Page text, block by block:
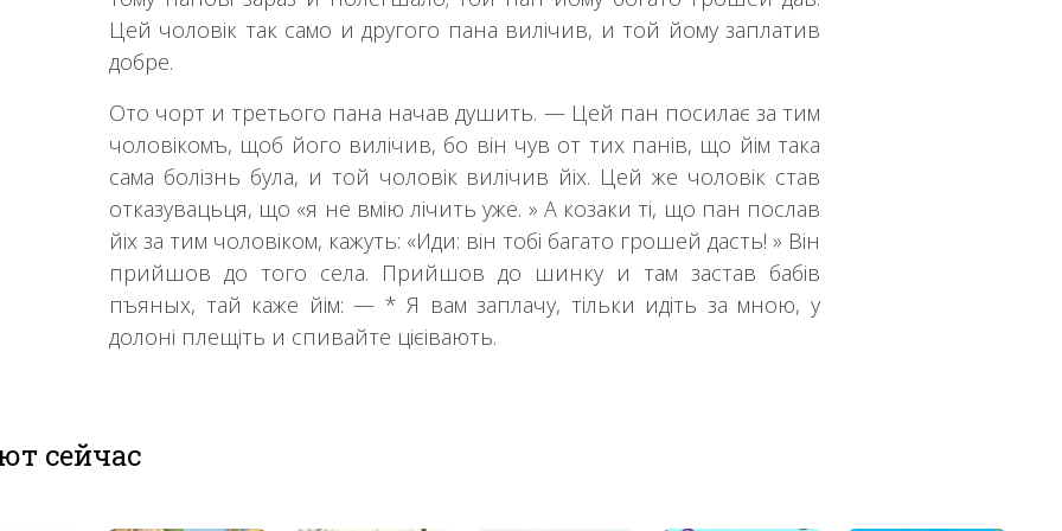
Цей чоловік так само и другого пана вилічив, и той йому заплатив
добре.
Ото чорт и третього пана начав душить. — Цей пан посилає за тим
чоловікомъ, щоб його вилічив, бо він чув от тих панів, що йім така
сама болізнь була, и той чоловік вилічив йіх. Цей же чоловік став
отказувацьця, що «я не вмію лічить уже. » А козаки ті, що пан послав
йіх за тим чоловіком, кажуть: «Иди: він тобі багато грошей дасть! » Він
прийшов до того села. Прийшов до шинку и там застав бабів
пъяных, тай каже йім: — * Я вам заплачу, тільки идіть за мною, у
долоні плещіть и спивайте цієівають.
сейчас